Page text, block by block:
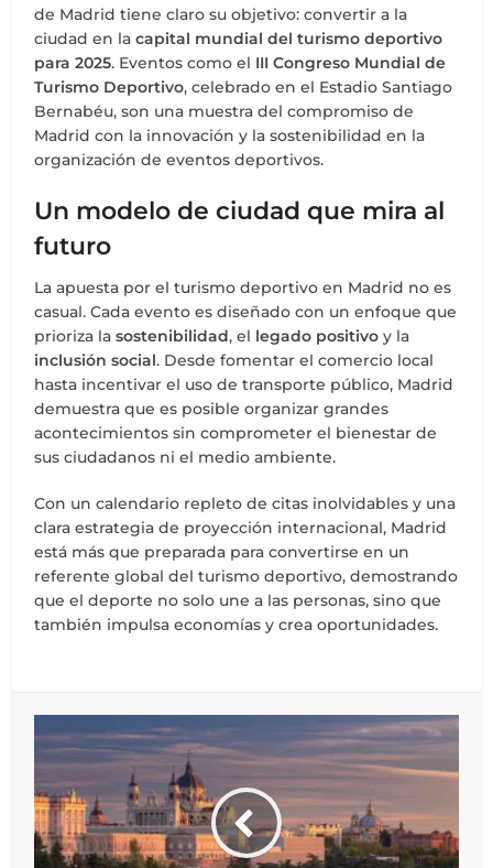
de Madrid tiene claro su objetivo: convertir a la
ciudad en lacapital mundial del turismo deportivo
para 2025. Eventos como el III Congreso Mundial de
Turismo Deportivo, celebrado en el Estadio Santiago
Bernabéu, son una muestra del compromiso de
Madrid con la innovación y la sostenibilidad en la
organización de eventos deportivos.
Un modelo de ciudad que mira al
futuro
La apuesta por el turismo deportivo en Madrid no es
casual. Cada evento es diseñado con un enfoque que
prioriza lasostenibilidad, el legado positivo y la
inclusión social. Desde fomentar el comercio local
hasta incentivar el uso de transporte público, Madrid
demuestra que es posible organizar grandes
acontecimientos sin comprometer el bienestar de
sus ciudadanos ni el medio ambiente.
Con un calendario repleto de citas inolvidables y una
clara estrategia de proyección internacional, Madrid
está más que preparada para convertirse en un
referente global del turismo deportivo, demostrando
que el deporte no solo une a las personas, sino que
también impulsa economías y crea oportunidades.